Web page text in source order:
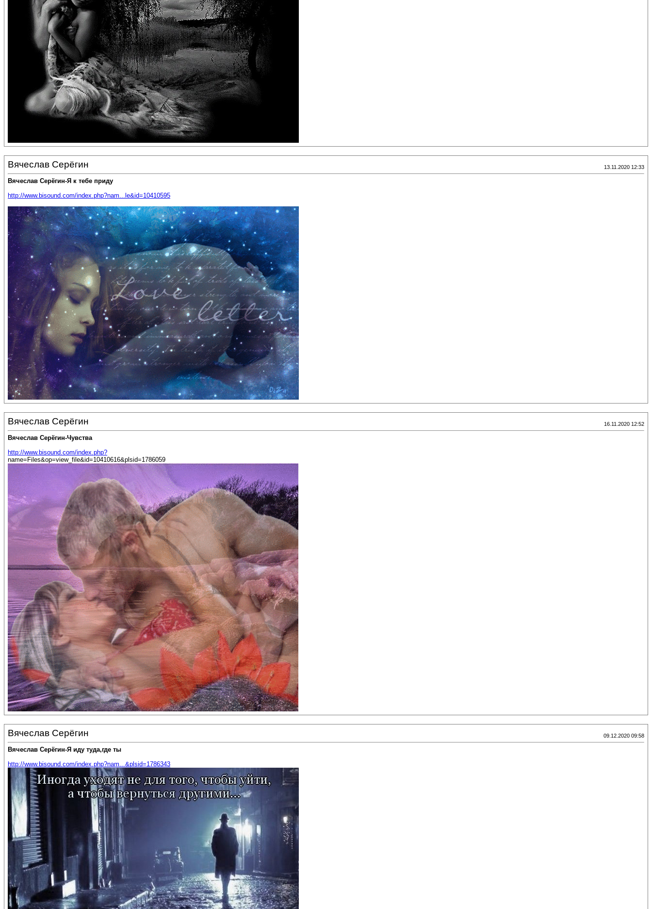
Вячеслав Серёгин 13.11.2020 12:33
Вячеслав Серёгин-Я к тебе приду
http://www.bisound.com/index.php?nam...le&id=10410595
Вячеслав Серёгин 16.11.2020 12:52
Вячеслав Серёгин-Чувства
http://www.bisound.com/index.php?
name=Files&op=view_file&id=10410616&plsid=1786059
Вячеслав Серёгин 09.12.2020 09:58
Вячеслав Серёгин-Я иду туда,где ты
http://www.bisound.com/index.php?nam...&plsid=1786343